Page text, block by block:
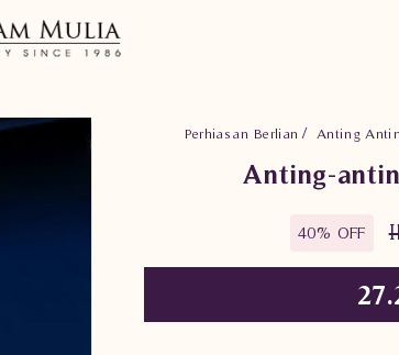
Perhiasan Berlian Anting
Anting-
40% OFF